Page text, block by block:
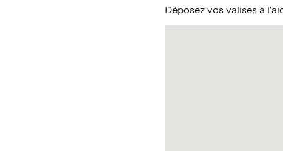
Déposez vos valises à